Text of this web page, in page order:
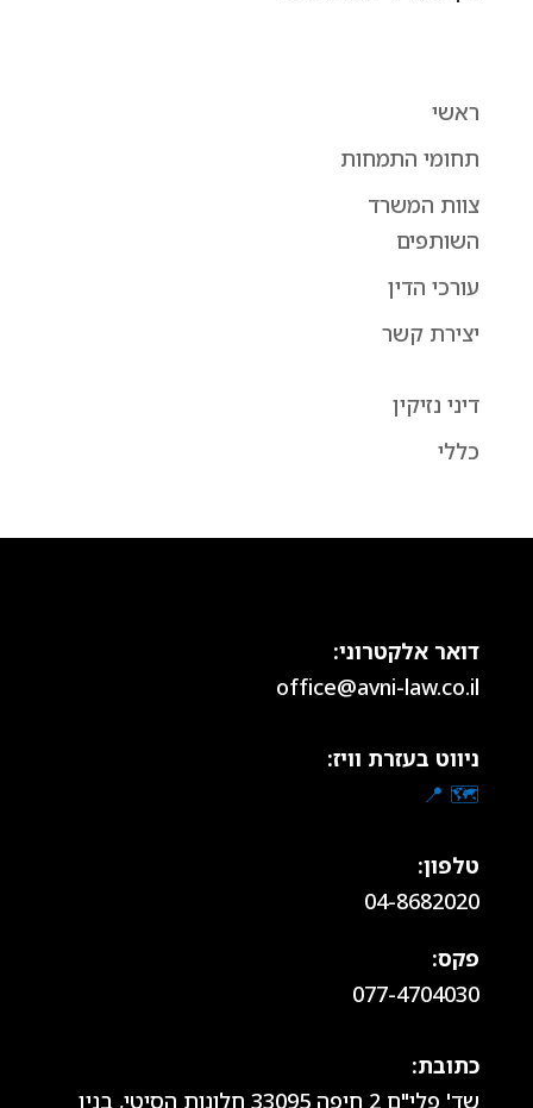
ראשי
תחומי התמחות
צוות המשרד
השותפים
עורכי הדין
יצירת קשר
דיני נזיקין
כללי
דואר אלקטרוני:
office@avni-law.co.il
ניווט בעזרת וויז:
🗺️ 📍
טלפון:
04-8682020
פקס:
077-4704030
כתובת:
שד' פלי"ם 2 חיפה 33095 חלונות הסיטי, בנין